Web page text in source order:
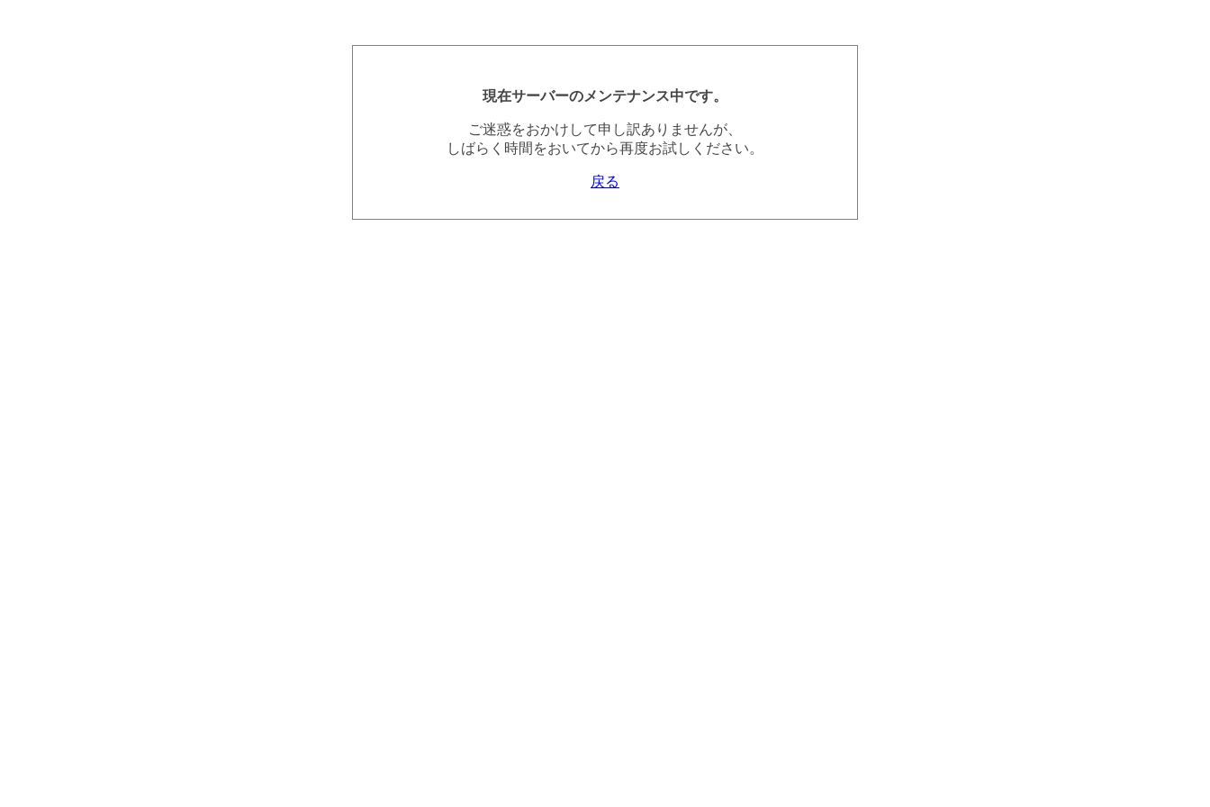
現在サーバーのメンテナンス中です。
ご迷惑をおかけして申し訳ありませんが、
しばらく時間をおいてから再度お試しください。
戻る